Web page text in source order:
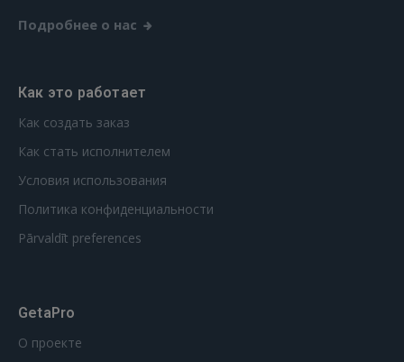
Подробнее о нас
Как это работает
Как создать заказ
Как стать исполнителем
Условия использования
Политика конфиденциальности
Pārvaldīt preferences
GetaPro
О проекте